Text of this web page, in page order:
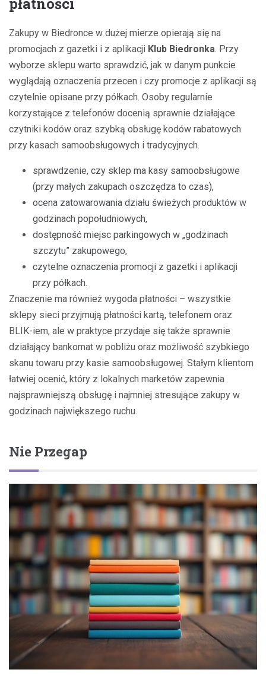
Zakupy w Biedronce w dużej mierze opierają się na
promocjach z gazetki i z aplikacji Klub Biedronka. Przy
wyborze sklepu warto sprawdzić, jak w danym punkcie
wyglądają oznaczenia przecen i czy promocje z aplikacji są
czytelnie opisane przy półkach. Osoby regularnie
korzystające z telefonów docenią sprawnie działające
czytniki kodów oraz szybką obsługę kodów rabatowych
przy kasach samoobsługowych i tradycyjnych.
sprawdzenie, czy sklep ma kasy samoobsługowe
(przy małych zakupach oszczędza to czas),
ocena zatowarowania działu świeżych produktów w
godzinach popołudniowych,
dostępność miejsc parkingowych w „godzinach
szczytu” zakupowego,
czytelne oznaczenia promocji z gazetki i aplikacji
przy półkach.
Znaczenie ma również wygoda płatności – wszystkie
sklepy sieci przyjmują płatności kartą, telefonem oraz
BLIK-iem, ale w praktyce przydaje się także sprawnie
działający bankomat w pobliżu oraz możliwość szybkiego
skanu towaru przy kasie samoobsługowej. Stałym klientom
łatwiej ocenić, który z lokalnych marketów zapewnia
najsprawniejszą obsługę i najmniej stresujące zakupy w
godzinach największego ruchu.
Nie Przegap